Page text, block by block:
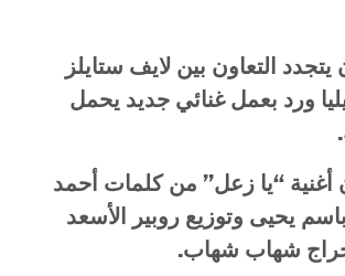
يتجدد التعاون بين لايف ستايلز
ورد بعمل غنائي جديد يحمل
.
أغنية “يا زعل” من كلمات أحمد
باسم يحيى وتوزيع روبير
الأسعد
شهاب شهاب.